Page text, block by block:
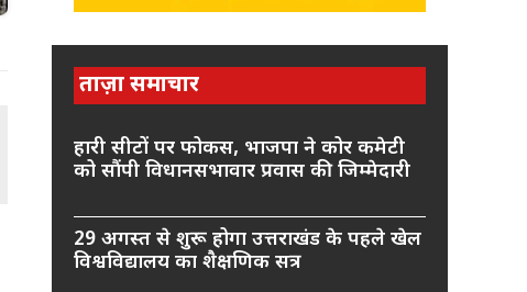
ताज़ा समाचार
हारी सीटों पर फोकस, भाजपा ने कोर कमेटी
को सौंपी विधानसभावार प्रवास की जिम्मेदारी
29 अगस्त से शुरू होगा उत्तराखंड के पहले खेल
विश्वविद्यालय का शैक्षणिक सत्र